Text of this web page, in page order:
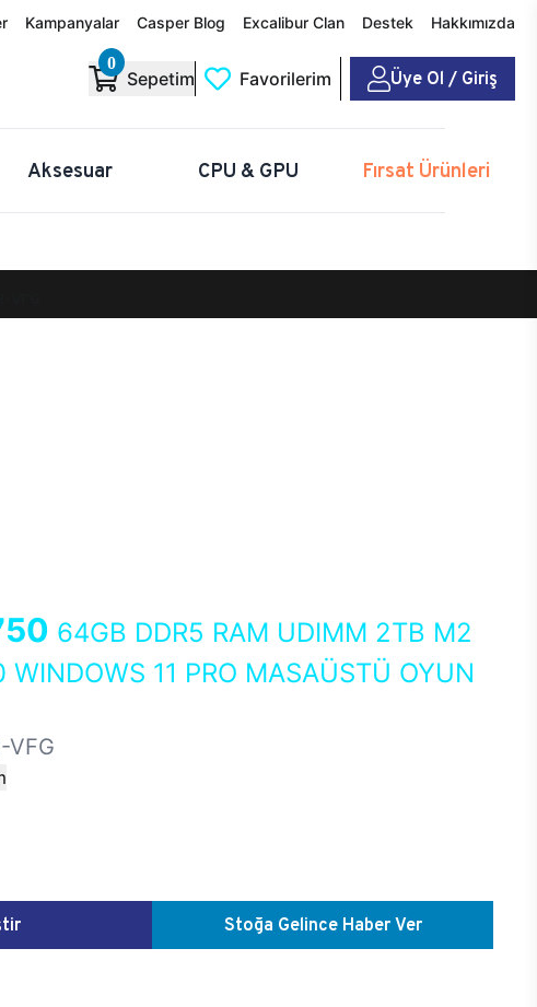
Kampanyalar Casper Blog Excalibur Clan Destek Hakkımızda
0
Sepetim Favorilerim Üye Ol / Giriş
Aksesuar CPU & GPU Fırsat Ürünleri
64GB DDR5 RAM UDIMM 2TB M2
11 PRO MASAÜSTÜ OYUN
VFG
Stoğa Gelince Haber Ver